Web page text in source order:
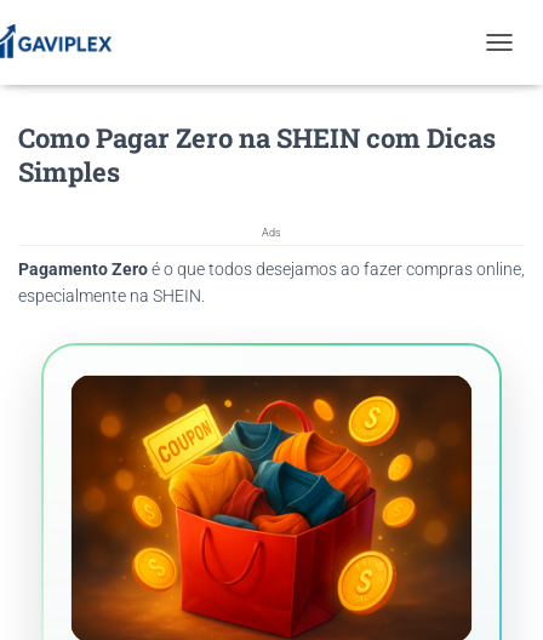
O
I
I
Como Pagar Zero na SHEIN com Dicas
Simples
Ads
Pagamento Zeroé o que todos desejamos ao fazer compras online,
especialmente na SHEIN.